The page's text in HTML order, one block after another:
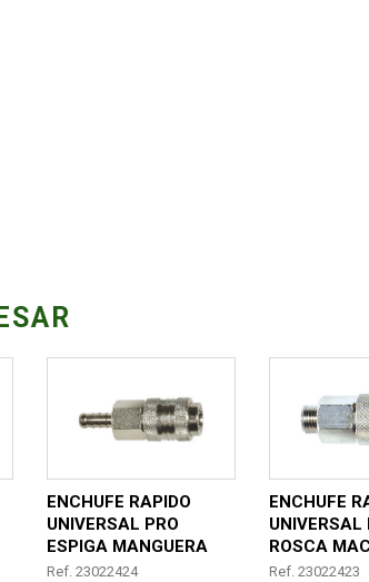
ENCHUFE RAPIDO
UNIVERSAL PRO
ESPIGA MANGUERA
DIAMETRO 8MM
Ref. 23022424
ENCHUFE
UNIVERSAL
ROSCA
Ref. 23022423